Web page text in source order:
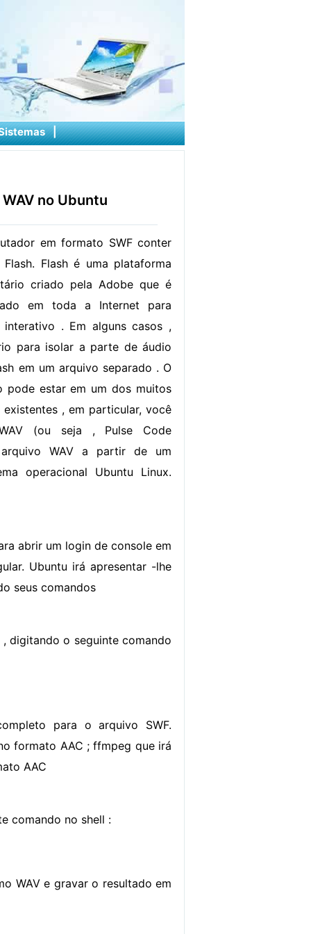
|
no Ubuntu
em formato SWF conter
Flash é uma plataforma
criado pela Adobe que é
em toda a Internet para
. Em alguns casos ,
para isolar a parte de áudio
em um arquivo separado . O
pode estar em um dos muitos
, em particular, você
(ou seja , Pulse Code
WAV a partir de um
operacional Ubuntu Linux.
abrir um login de console em
Ubuntu irá apresentar -lhe
seus comandos
digitando o seguinte comando
para o arquivo SWF.
formato AAC ; ffmpeg que irá
AAC
comando no shell :
WAV e gravar o resultado em